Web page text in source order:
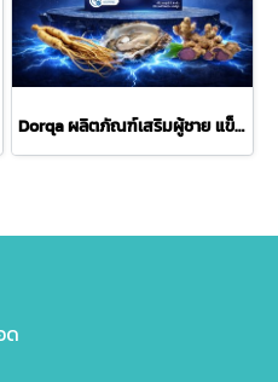
Dorqa ผลิตภัณฑ์เสริมผู้ชาย แข็งใหญ่ยาว บำรุงชาย เสริมพลังงาน เสริมความมั่นใจ 4 แคปซูล
ด